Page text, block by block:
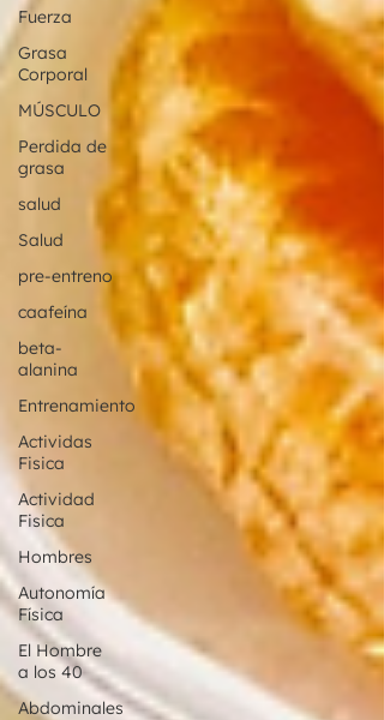
Fuerza
Grasa
Corporal
MÚSCULO
Perdida de
grasa
salud
Salud
pre-entreno
caafeína
beta-
alanina
Entrenamiento
Actividas
Fisica
Actividad
Fisica
Hombres
Autonomía
Física
El Hombre
a los 40
Abdominales